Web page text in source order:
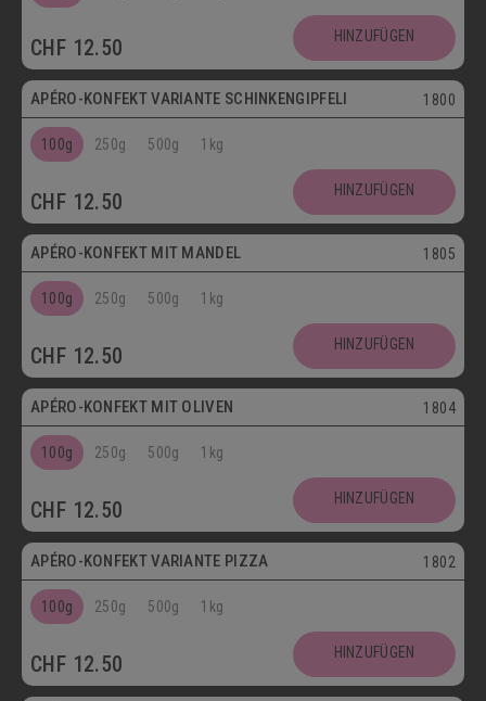
CHF 12.50 HINZUFÜGEN
APÉRO-KONFEKT VARIANTE SCHINKENGIPFELI 1800
100g 250g 500g 1kg
CHF 12.50 HINZUFÜGEN
Vegetarisch
APÉRO-KONFEKT MIT MANDEL 1805
100g 250g 500g 1kg
CHF 12.50 HINZUFÜGEN
Vegetarisch
APÉRO-KONFEKT MIT OLIVEN 1804
100g 250g 500g 1kg
CHF 12.50 HINZUFÜGEN
APÉRO-KONFEKT VARIANTE PIZZA 1802
100g 250g 500g 1kg
CHF 12.50 HINZUFÜGEN